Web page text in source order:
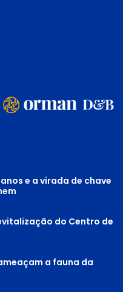
e a virada de chave
do Centro de
a fauna da